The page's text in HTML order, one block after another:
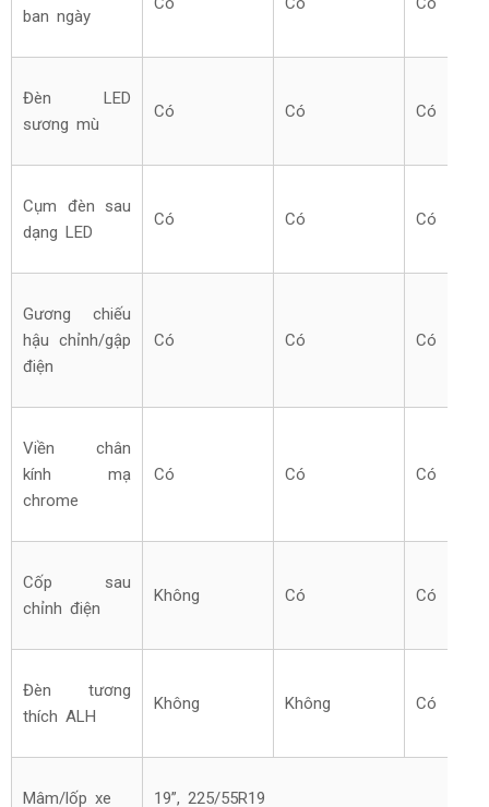
ban ngày
Đèn LED
sương mù
Có Có Có
Cụm đèn sau
dạng LED
Có Có Có
Gương chiếu
hậu chỉnh/gập
điện
Có Có Có
Viền chân
kính mạ
chrome
Có Có Có
Cốp sau
chỉnh điện
Không Có Có
Đèn tương
thích ALH
Không Không Có
Mâm/lốp xe 19”, 225/55R19